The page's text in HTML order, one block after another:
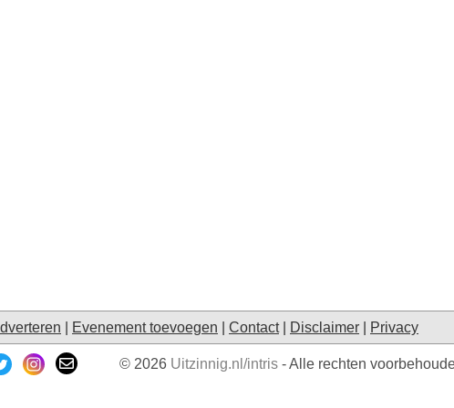
Evenement toevoegen Contact| Disclaimer Privacy
© 2026 Uitzinnig.nl/intris- Alle rechten